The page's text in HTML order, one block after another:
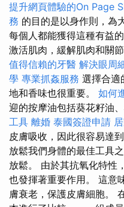
提升網頁體驗的On Page
務 的目的是以身作則，為
每個人都能獲得這種有益
激活肌肉，緩解肌肉和關
值得信賴的牙醫 解決眼周
學 專業抓姦服務 選擇合適
地和香味也很重要。 如何
迎的按摩油包括葵花籽油
工具 離婚 泰國簽證申請
皮膚吸收，因此很容易達
放鬆我們身體的最佳工具
放鬆。 由於其抗氧化特性
也發揮著重要作用。 這意
膚衰老，保護皮膚細胞。